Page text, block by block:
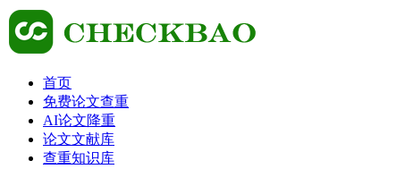
首页
免费论文查重
AI论文降重
论文文献库
查重知识库